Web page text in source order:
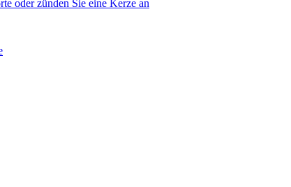
oder zünden Sie eine Kerze an